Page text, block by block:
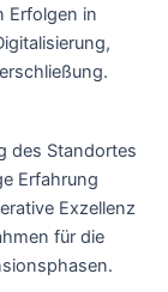
Erfolgen in
des Standortes
Erfahrung
Exzellenz
für die